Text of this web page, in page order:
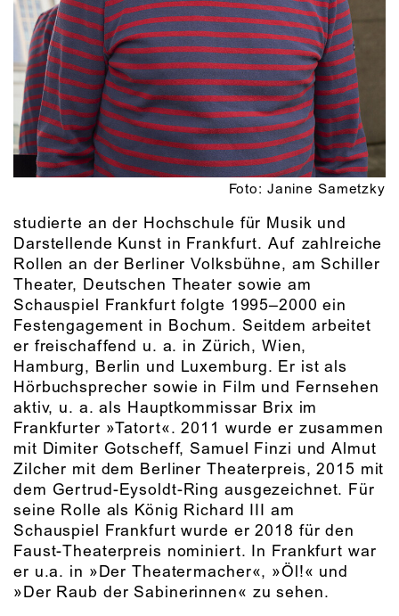
Foto: Janine Sametzky
studierte an der Hochschule für Musik und
Darstellende Kunst in Frankfurt. Auf zahlreiche
Rollen an der Berliner Volksbühne, am Schiller
Theater, Deutschen Theater sowie am
Schauspiel Frankfurt folgte 1995–2000 ein
Festengagement in Bochum. Seitdem arbeitet
er freischaffend u. a. in Zürich, Wien,
Hamburg, Berlin und Luxemburg. Er ist als
Hörbuchsprecher sowie in Film und Fernsehen
aktiv, u. a. als Hauptkommissar Brix im
Frankfurter »Tatort«. 2011 wurde er zusammen
mit Dimiter Gotscheff, Samuel Finzi und Almut
Zilcher mit dem Berliner Theaterpreis, 2015 mit
dem Gertrud-Eysoldt-Ring ausgezeichnet. Für
seine Rolle als König Richard III am
Schauspiel Frankfurt wurde er 2018 für den
Faust-Theaterpreis nominiert. In Frankfurt war
er u.a. in »Der Theatermacher«, »Öl!« und
»Der Raub der Sabinerinnen« zu sehen.